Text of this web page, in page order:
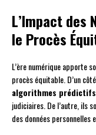
L’Impact des
le Procès
L’ère numérique apporte
procès équitable. D’un
algorithmes prédictifs
judiciaires. De l’autre, ils
des données